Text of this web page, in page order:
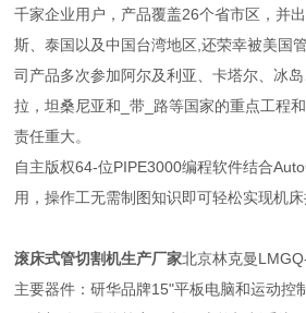
千家企业用户，产品覆盖26个省市区，并
斯、泰国以及中国台湾地区,还荣幸被美国
司产品多次参加阿尔及利亚、卡塔尔、冰
拉，坦桑尼亚和_带_路等国家的重点工程
责任重大。
自主版权64-位PIPE3000编程软件结合
用，操作工无需制图知识即可轻松实现机床
滚床式管切割机生产厂家北京林克曼
主要器件：研华品牌15"平板电脑和运动控